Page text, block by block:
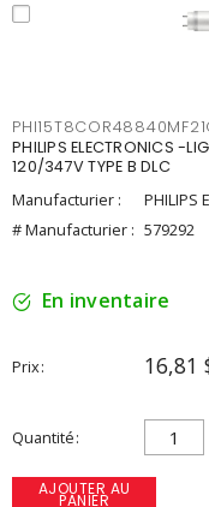
PHILIPS ELECTRONICS -
120/347V TYPE B DLC
Manufacturier :
PHILIPS
# Manufacturier : 579292
En inventaire
Prix 16,81
Quantité
AJOUTER AU
PANIER